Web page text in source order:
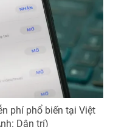
phí phổ biến tại Việt
Dân trí)